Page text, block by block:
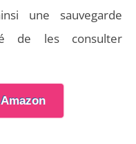
une sauvegarde
de les consulter